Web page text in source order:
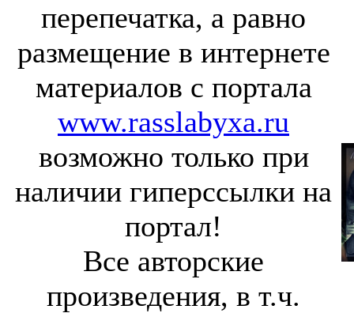
перепечатка, а равно
размещение в интернете
материалов с портала
www.rasslabyxa.ru
возможно только при
наличии гиперссылки на
портал!
Все авторские
произведения, в т.ч.